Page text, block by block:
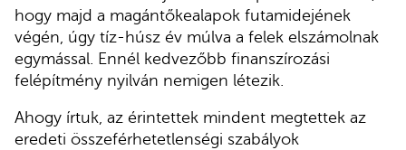
hogy majd a magántőkealapok futamidejének
végén, úgy tíz-húsz év múlva a felek elszámolnak
egymással. Ennél kedvezőbb finanszírozási
felépítmény nyilván nemigen létezik.
Ahogy írtuk, az érintettek mindent megtettek az
eredeti összeférhetetlenségi szabályok